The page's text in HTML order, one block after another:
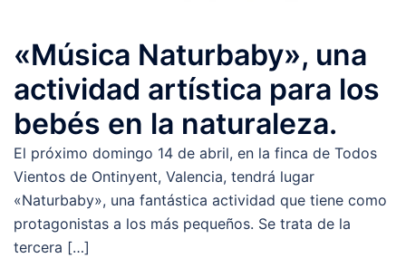
«Música Naturbaby», una
actividad artística para los
bebés en la naturaleza.
El próximo domingo 14 de abril, en la finca de Todos
Vientos de Ontinyent, Valencia, tendrá lugar
«Naturbaby», una fantástica actividad que tiene como
protagonistas a los más pequeños. Se trata de la
tercera […]